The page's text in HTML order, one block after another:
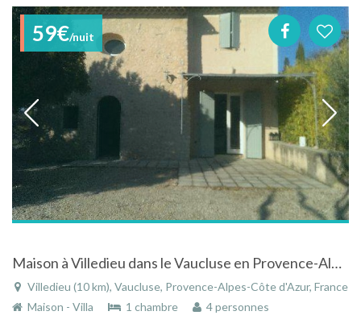
59€/nuit
Maison à Villedieu dans le Vaucluse en Provence-Alpes-Côte d'Azur dans ancienne chapelle renovée tout proche de Vaison la Romaine
Villedieu (10 km), Vaucluse, Provence-Alpes-Côte d'Azur, France
Maison - Villa
1 chambre 4 personnes